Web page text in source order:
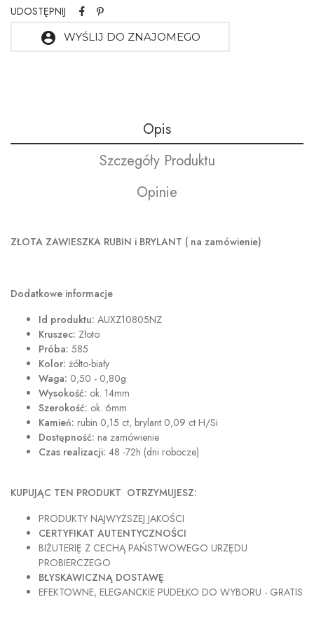
UDOSTĘPNIJ
account_circle WYŚLIJ DO ZNAJOMEGO
Opis
Szczegóły Produktu
Opinie
ZŁOTA ZAWIESZKA RUBIN i BRYLANT ( na zamówienie)
Dodatkowe informacje
Id produktu: AUXZ10805NZ
Kruszec: Złoto
Próba: 585
Kolor: żółto-biały
Waga: 0,50 - 0,80g
Wysokość: ok. 14mm
Szerokość: ok. 6mm
Kamień: rubin 0,15 ct, brylant 0,09 ct H/Si
Dostępność: na zamówienie
Czas realizacji: 48 -72h (dni robocze)
KUPUJĄC TEN PRODUKT OTRZYMUJESZ:
PRODUKTY NAJWYŻSZEJ JAKOŚCI
CERTYFIKAT AUTENTYCZNOŚCI
BIŻUTERIĘ Z CECHĄ PAŃSTWOWEGO URZĘDU
PROBIERCZEGO
BŁYSKAWICZNĄ DOSTAWĘ
EFEKTOWNE, ELEGANCKIE PUDEŁKO DO WYBORU - GRATIS